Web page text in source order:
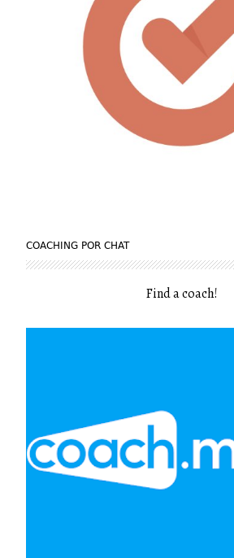
COACHING POR CHAT
Find a coach!